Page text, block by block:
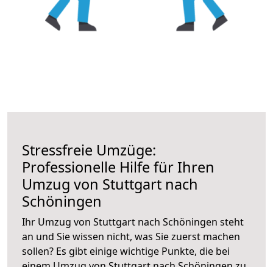
Stressfreie Umzüge:
Professionelle Hilfe für Ihren
Umzug von Stuttgart nach
Schöningen
Ihr Umzug von Stuttgart nach Schöningen steht
an und Sie wissen nicht, was Sie zuerst machen
sollen? Es gibt einige wichtige Punkte, die bei